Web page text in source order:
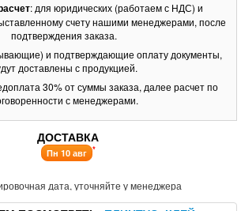
: для юридических (работаем с НДС) и
счету нашими менеджерами, после
подтверждения заказа.
и подтверждающие оплату документы,
доставлены с продукцией.
30% от суммы заказа, далее расчет по
с менеджерами.
ДОСТАВКА
Пн 10 авг *
дата, уточняйте у менеджера